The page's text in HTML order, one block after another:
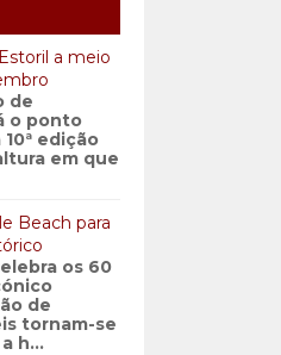
a meio
de
o ponto
edição
em que
Beach para
os 60
de
tornam-se
h...